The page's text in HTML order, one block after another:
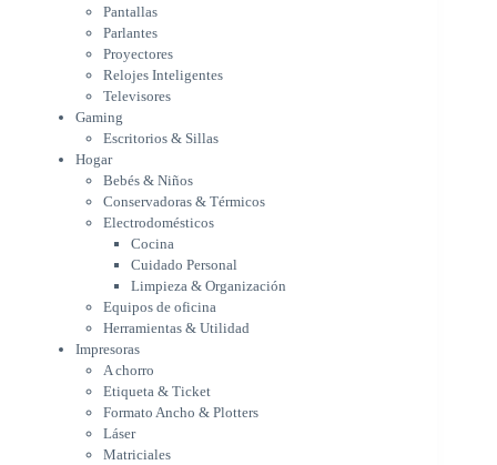
Bebés & Niños
Conservadoras & Térmicos
Electrodomésticos
Cocina
Cuidado Personal
Limpieza & Organización
Equipos de oficina
Herramientas & Utilidad
Impresoras
A chorro
Etiqueta & Ticket
Formato Ancho & Plotters
Láser
Matriciales
Multifuncional a Tinta
Multifuncional Láser
Tinta Continua
Informática
Accesorios Varios
Adaptadores & Cables
Auriculares
Pantallas
Parlantes
Proyectores
Relojes Inteligentes
Televisores
Gaming
Escritorios & Sillas
Hogar
Bebés & Niños
Conservadoras & Térmicos
Electrodomésticos
Cocina
Cuidado Personal
Limpieza & Organización
Equipos de oficina
Herramientas & Utilidad
Impresoras
A chorro
Etiqueta & Ticket
Formato Ancho & Plotters
Láser
Matriciales